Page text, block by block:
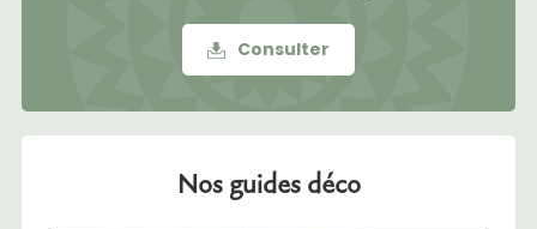
Consulter
Nos guides déco